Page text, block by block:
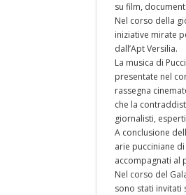
su film,
Nel corso della
iniziative mirate
dall’Apt Versilia.
La musica di
presentate nel
rassegna
che la
giornalisti,
A conclusione
arie pucciniane
accompagnati al
Nel corso del
sono stati invitati